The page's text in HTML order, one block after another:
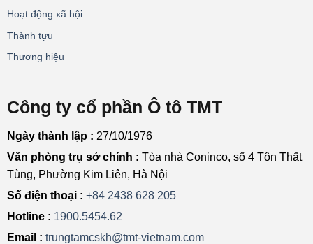
Hoạt động xã hội
Thành tựu
Thương hiệu
Công ty cổ phần Ô tô TMT
Ngày thành lập : 27/10/1976
Văn phòng trụ sở chính : Tòa nhà Coninco, số 4 Tôn Thất
Tùng, Phường Kim Liên, Hà Nội
Số điện thoại : +84 2438 628 205
Hotline : 1900.5454.62
Email : trungtamcskh@tmt-vietnam.com